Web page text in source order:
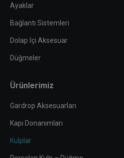
Ayaklar
Bağlantı Sistemleri
Dolap İçi Aksesuar
Düğmeler
Ürünlerimiz
Gardrop Aksesuarları
Kapı Donanımları
Kulplar